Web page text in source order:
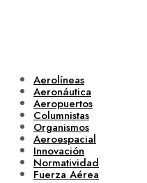
Aerolíneas
Aeronáutica
Aeropuertos
Columnistas
Organismos
Aeroespacial
Innovación
Normatividad
Fuerza Aérea